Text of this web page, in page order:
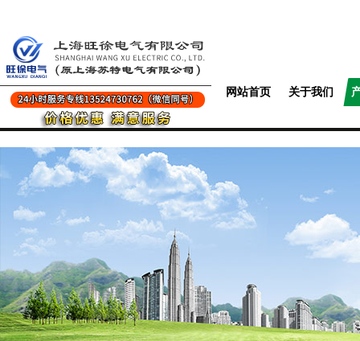
网站首页 关于我们